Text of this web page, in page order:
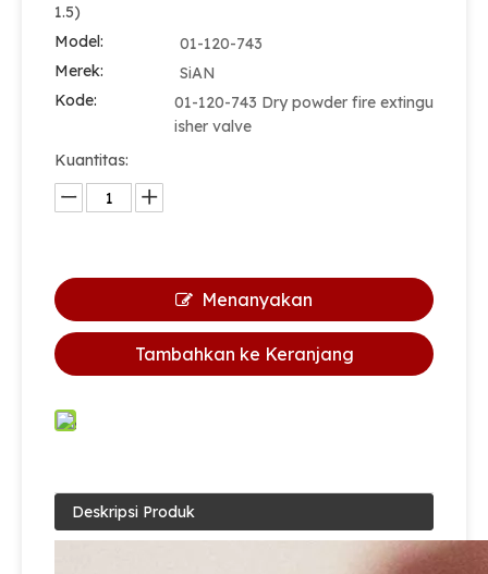
1.5)
Model:
01-120-743
Merek:
SiAN
Kode:
01-120-743 Dry powder fire extingu
isher valve
Kuantitas:
Menanyakan
Tambahkan ke Keranjang
Deskripsi Produk